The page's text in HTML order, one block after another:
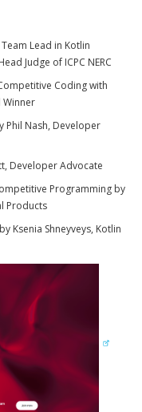
Lead in Kotlin
Judge of ICPC NERC
Coding with
Winner
Phil Nash, Developer
Developer Advocate
Programming by
Products
Ksenia Shneyveys, Kotlin